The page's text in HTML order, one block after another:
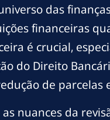
das
financeiras
é crucial,
do Direito
de parcelas
nuances da